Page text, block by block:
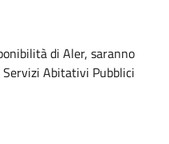
di Aler, saranno
Abitativi Pubblici